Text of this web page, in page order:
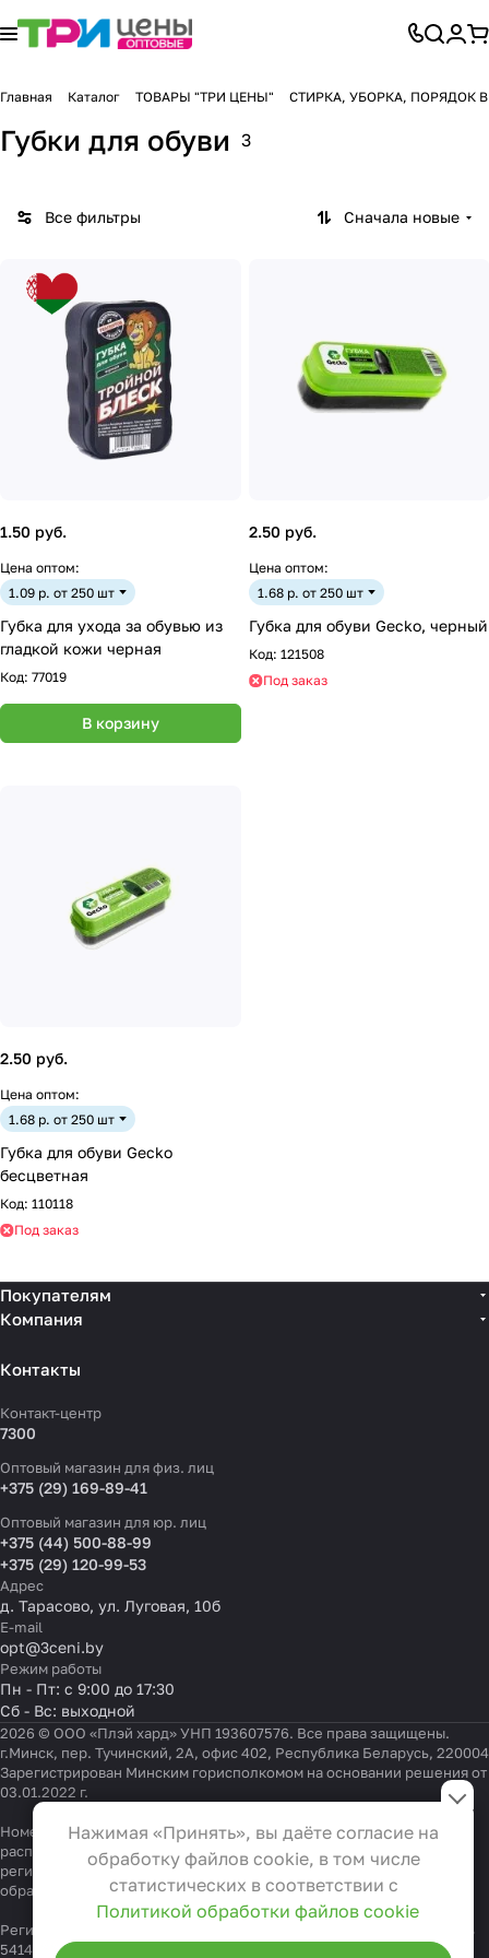
Главная Каталог ТОВАРЫ "ТРИ ЦЕНЫ" СТИРКА, УБОРКА, ПОРЯДОК
Губки для обуви 3
Все фильтры Сначала новые
1.50 руб.
Цена оптом:
1.09 р. от 250 шт
Губка для ухода за обувью из
гладкой кожи черная
Код: 77019
В корзину
2.50 руб.
Цена оптом:
1.68 р. от 250 шт
Губка для обуви Gecko, черный
Код: 121508
Под заказ
2.50 руб.
Цена оптом:
1.68 р. от 250 шт
Губка для обуви Gecko
бесцветная
Код: 110118
Под заказ
Покупателям
Компания
Контакты
Контакт-центр
7300
Оптовый магазин для физ. лиц
+375 (29) 169-89-41
Оптовый магазин для юр. лиц
+375 (44) 500-88-99
+375 (29) 120-99-53
Адрес
д. Тарасово, ул. Луговая, 10б
E-mail
opt@3ceni.by
Режим работы
Пн - Пт: с 9:00 до 17:30
Сб - Вс: выходной
2026 © ООО «Плэй хард» УНП 193607576. Все права защищены.
г.Минск, пер. Тучинский, 2А, офис 402, Республика Беларусь, 220004
Зарегистрирован Минским горисполкомом на основании решения от
03.01.2022 г.
Номер телефона работников местных исполнительных и
распорядительных органов по месту государственной
регистрации ООО «Плэй хард», уполномоченных рассматривать
обращения покупателей:+375 17 323-41-58 ,+375 17 370-30-64
Регистрационный номер в Торговом реестре Республики Беларусь
541404 от 19.09.2022
Настройки файлов cookie
Функциональные
Эти файлы необходимы для
функционирования сайта и не
могут быть отключены в наших
системах. Вы можете настроить
браузер так, чтобы он блокировал
Нажимая «Принять», вы даёте согласие на
обработку файлов cookie, в том числе
статистических в соответствии с
Политикой обработки файлов cookie